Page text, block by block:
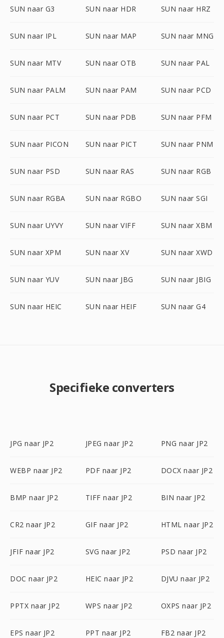
SUN naar G3 SUN naar HDR SUN naar HRZ
SUN naar IPL SUN naar MAP SUN naar MNG
SUN naar MTV SUN naar OTB SUN naar PAL
SUN naar PALM SUN naar PAM SUN naar PCD
SUN naar PCT SUN naar PDB SUN naar PFM
SUN naar PICON SUN naar PICT SUN naar PNM
SUN naar PSD SUN naar RAS SUN naar RGB
SUN naar RGBA SUN naar RGBO SUN naar SGI
SUN naar UYVY SUN naar VIFF SUN naar XBM
SUN naar XPM SUN naar XV SUN naar XWD
SUN naar YUV SUN naar JBG SUN naar JBIG
SUN naar HEIC SUN naar HEIF SUN naar G4
Specifieke converters
JPG naar JP2 JPEG naar JP2 PNG naar JP2
WEBP naar JP2 PDF naar JP2 DOCX naar JP2
BMP naar JP2 TIFF naar JP2 BIN naar JP2
CR2 naar JP2 GIF naar JP2 HTML naar JP2
JFIF naar JP2 SVG naar JP2 PSD naar JP2
DOC naar JP2 HEIC naar JP2 DJVU naar JP2
PPTX naar JP2 WPS naar JP2 OXPS naar JP2
EPS naar JP2 PPT naar JP2 FB2 naar JP2